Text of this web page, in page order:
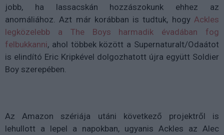
jobb, ha lassacskán hozzászokunk ehhez az
anomáliához. Azt már korábban is tudtuk, hogy Ackles
legközelebb a The Boys harmadik évadában fog
felbukkanni, ahol többek között a Supernaturalt/Odaátot
is elindító Eric Kripkével dolgozhatott újra együtt Soldier
Boy szerepében.
Az Amazon szériája utáni következő projektről is
lehullott a lepel a napokban, ugyanis Ackles az Alec